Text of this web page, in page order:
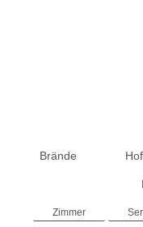
Brände
Zimmer